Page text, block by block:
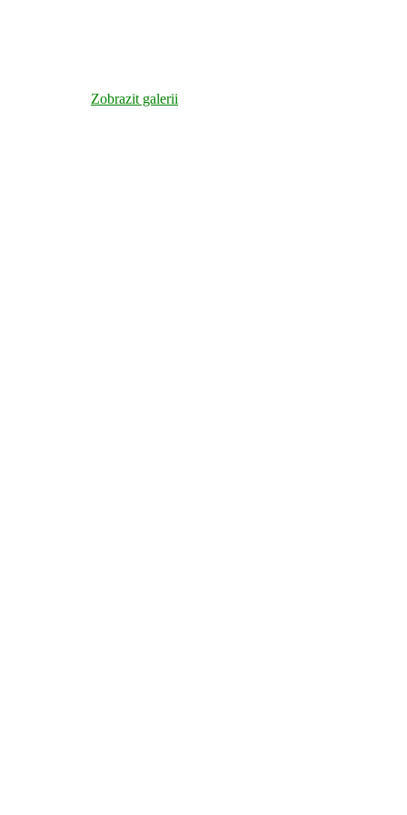
Zobrazit galerii